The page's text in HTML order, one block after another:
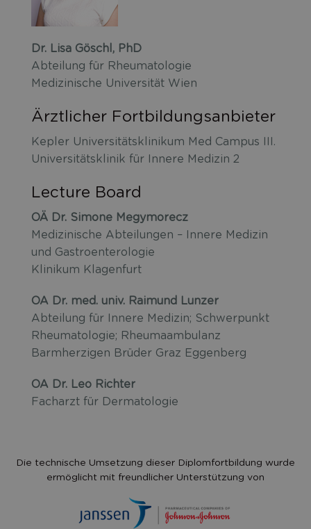
Dr. Lisa Göschl, PhD
Abteilung für Rheumatologie
Medizinische Universität Wien
Ärztlicher Fortbildungsanbieter
Kepler Universitätsklinikum Med Campus III.
Universitätsklinik für Innere Medizin 2
Lecture Board
OÄ Dr. Simone Megymorecz
Medizinische Abteilungen – Innere Medizin
und Gastroenterologie
Klinikum Klagenfurt
OA Dr. med. univ. Raimund Lunzer
Abteilung für Innere Medizin; Schwerpunkt
Rheumatologie; Rheumaambulanz
Barmherzigen Brüder Graz Eggenberg
OA Dr. Leo Richter
Facharzt für Dermatologie
Die technische Umsetzung dieser Diplomfortbildung wurde
ermöglicht mit freundlicher Unterstützung von